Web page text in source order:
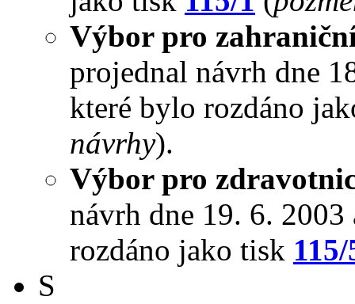
Výbor pro
projednal návrh dne
které bylo rozdáno
návrhy).
Výbor pro
návrh dne 19. 6.
rozdáno jako tisk 115/
S